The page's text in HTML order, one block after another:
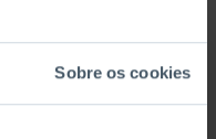
Sobre os cookies